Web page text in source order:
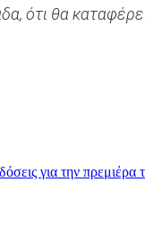
ότι θα
για την πρεμιέρα